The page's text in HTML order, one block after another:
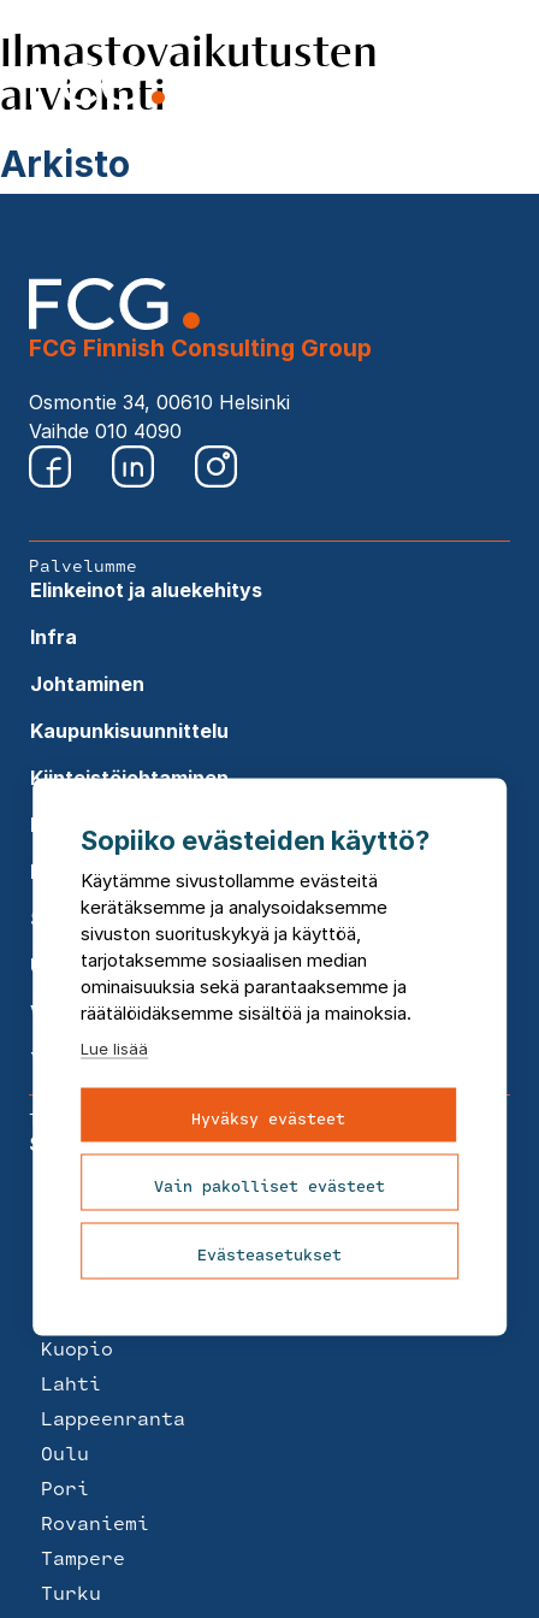
Skip
to
content
Ilmastovaikutusten
arviointi
Arkisto
FCG Finnish Consulting Group
Osmontie 34, 00610 Helsinki
Vaihde 010 4090
Palvelumme
Elinkeinot ja aluekehitys
Infra
Johtaminen
Kaupunkisuunnittelu
Kiinteistöjohtaminen
Koulutukset
Rakennusten suunnittelu
Sosiaali- ja terveyspalvelut
Uusiutuva energia
Vesi
Ympäristökonsultointi
Toimipisteet
Suomi
Joensuu
Kemi
Kuopio
Lahti
Lappeenranta
Oulu
Pori
Rovaniemi
Tampere
Turku
Sopiiko evästeiden käyttö?
Käytämme sivustollamme evästeitä
kerätäksemme ja analysoidaksemme
sivuston suorituskykyä ja käyttöä,
tarjotaksemme sosiaalisen median
ominaisuuksia sekä parantaaksemme ja
räätälöidäksemme sisältöä ja mainoksia.
Lue lisää
Hyväksy evästeet
Vain pakolliset evästeet
Evästeasetukset